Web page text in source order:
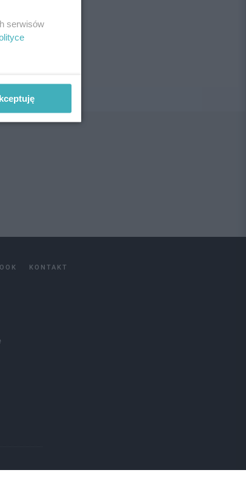
KONTAKT
serwisów